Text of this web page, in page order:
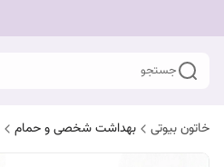
جستجو
خاتون بیوتی بهداشت شخصی و حمام